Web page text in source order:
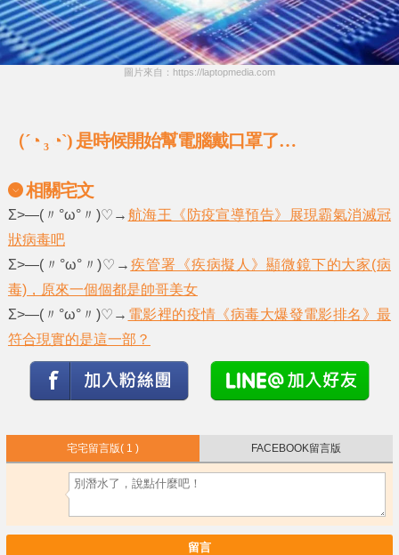
圖片來自：https://laptopmedia.com
（´◔ ₃ ◔`) 是時候開始幫電腦戴口罩了…
相關宅文
Σ>―(〃°ω°〃)♡→ 航海王《防疫宣導預告》展現霸氣消滅冠
狀病毒吧
Σ>―(〃°ω°〃)♡→ 疾管署《疾病擬人》顯微鏡下的大家(病
毒)，原來一個個都是帥哥美女
Σ>―(〃°ω°〃)♡→ 電影裡的疫情《病毒大爆發電影排名》最
符合現實的是這一部？
宅宅留言版( 1 ) FACEBOOK留言版
留言